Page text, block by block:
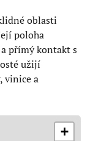
oblasti
poloha
přímý kontakt s
užijí
vinice a
+